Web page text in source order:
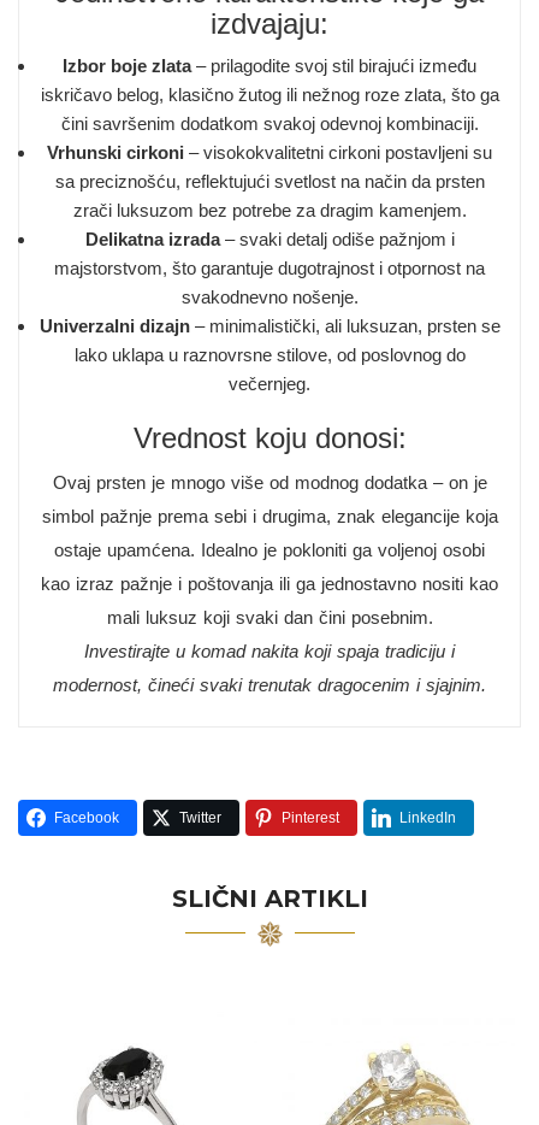
izdvajaju:
Izbor boje zlata– prilagodite svoj stil birajući između
iskričavo belog, klasično žutog ili nežnog roze zlata, što ga
čini savršenim dodatkom svakoj odevnoj kombinaciji.
Vrhunski cirkoni – visokokvalitetni cirkoni postavljeni su
sa preciznošću, reflektujući svetlost na način da prsten
zrači luksuzom bez potrebe za dragim kamenjem.
Delikatna izrada– svaki detalj odiše pažnjom i
majstorstvom, što garantuje dugotrajnost i otpornost na
svakodnevno nošenje.
Univerzalni dizajn– minimalistički, ali luksuzan, prsten se
lako uklapa u raznovrsne stilove, od poslovnog do
večernjeg.
Vrednost koju donosi:
Ovaj prsten je mnogo više od modnog dodatka – on je
simbol pažnje prema sebi i drugima, znak elegancije koja
ostaje upamćena. Idealno je pokloniti ga voljenoj osobi
kao izraz pažnje i poštovanja ili ga jednostavno nositi kao
mali luksuz koji svaki dan čini posebnim.
Investirajte u komad nakita koji spaja tradiciju i
modernost, čineći svaki trenutak dragocenim i sjajnim.
Facebook Twitter Pinterest LinkedIn
SLIČNI ARTIKLI